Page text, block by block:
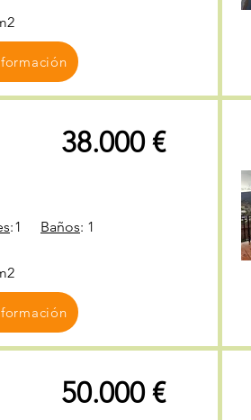
38.000 €
:1 Baños: 1
50.000 €